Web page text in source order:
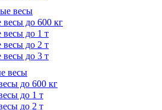
весы
до 600 кг
до 1 т
до 2 т
до 3 т
весы
до 600 кг
до 1 т
до 2 т